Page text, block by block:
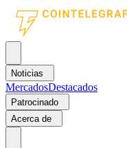
Noticias
MercadosDestacados
Patrocinado
Acerca de